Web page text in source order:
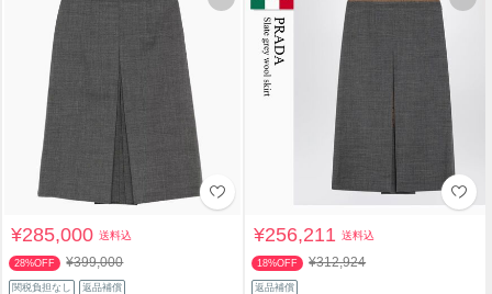
¥285,000送料込
28%OFF ¥399,000
関税負担なし 返品補償
¥256,211送料込
18%OFF ¥312,924
返品補償